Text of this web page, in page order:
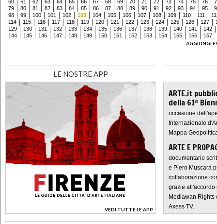
60 61 62 63 64 65 66 67 68 69 70 71 72 73 74 75 76
79
80 81 82 83 84 85 86 87 88 89 90 91 92 93 94 95
98
99 100 101 102 103 104 105 106 107 108 109 110 111
114
115 116 117 118 119 120 121 122 123 124 125 126 127
129
130 131 132 133 134 135 136 137 138 139 140 141
142
144
145 146 147 148 149 150 151 152 153 154 155 156
157
AGGIUNGI
LE NOSTRE APP
VEDI TUTTE LE APP
>
ARTE.it
della 61ª
occasione
Internazionale
Mappa
ARTE E
documentario
e Piero Muscarà
collaborazione
grazie all'accordo
Mediawan Rights
Axess TV.